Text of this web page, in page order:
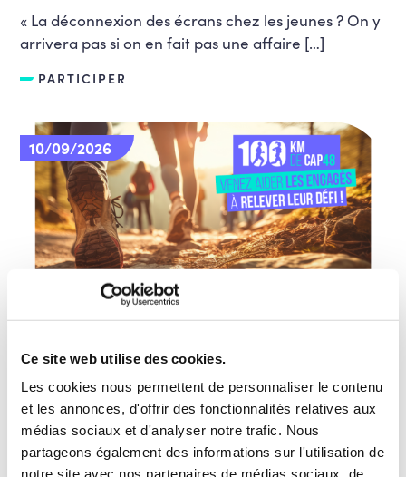
Ce site web utilise des cookies.
Les cookies nous permettent de personnaliser le contenu
et les annonces, d'offrir des fonctionnalités relatives aux
médias sociaux et d'analyser notre trafic. Nous
partageons également des informations sur l'utilisation de
notre site avec nos partenaires de médias sociaux, de
« La déconnexion des écrans chez les jeunes ? On y
arrivera pas si on en fait pas une affaire […]
PARTICIPER
10/09/2026
100km de CAP48 : Venez aider Les Engagés
à relever leur défi ! – Jemeppe-sur-Sambre
Aidez Les Engagés à réaliser leur défi ! Le
dimanche 20 septembre, venez marcher 5km aux